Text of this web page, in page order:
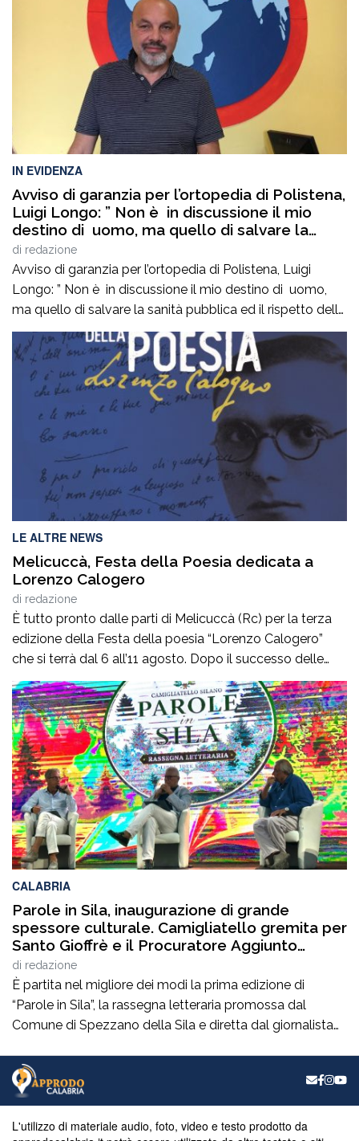
IN EVIDENZA
Avviso di garanzia per l’ortopedia di Polistena,
Luigi Longo: ” Non è in discussione il mio
destino di uomo, ma quello di salvare la
sanità pubblica ed il rispetto delle regole
democratiche. Non mancate oggi ore 19,00
via Francesco Ieraci c’è in gioco il diritto di
ognuno di noi ad essere curati gratuitamente
senza pagare nelle cliniche private”
di redazione
Avviso di garanzia per l’ortopedia di Polistena, Luigi
Longo: ” Non è in discussione il mio destino di uomo,
ma quello di salvare la sanità pubblica ed il rispetto delle
regole democratiche. Non mancate oggi ore 19,00 via
Francesco Ieraci c’è in gioco il diritto di ognuno di noi ad
essere curati gratuitamente senza pagare […]
LE ALTRE NEWS
Melicuccà, Festa della Poesia dedicata a
Lorenzo Calogero
di redazione
È tutto pronto dalle parti di Melicuccà (Rc) per la terza
edizione della Festa della poesia “Lorenzo Calogero”
che si terrà dal 6 all’11 agosto. Dopo il successo delle
prime due edizioni, nel 2024 e nel 2025, che hanno
portato nell’entroterra calabrese autorevoli protagonisti
della cultura italiana e internazionale, anche per
quest’annoLYRIKS – Laboratorio Interdisciplinare […]
CALABRIA
Parole in Sila, inaugurazione di grande
spessore culturale. Camigliatello gremita per
Santo Gioffrè e il Procuratore Aggiunto
Stefano Musolino
di redazione
È partita nel migliore dei modi la prima edizione di
“Parole in Sila”, la rassegna letteraria promossa dal
Comune di Spezzano della Sila e diretta dal giornalista
Camigliatello Silano alcuni tra i più autorevoli
protagonisti del panorama culturale e istituzionale
italiano. Nella splendida cornice di Piazza […]
L'utilizzo di materiale audio, foto, video e testo prodotto da